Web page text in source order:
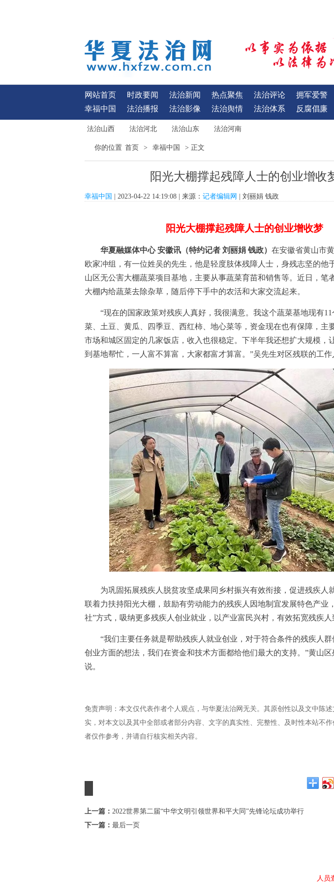
网站首页 时政要闻 法治新闻 热点聚焦 法治评论 拥军爱警
幸福中国
法治播报 法治影像 法治舆情 法治体系 反腐倡廉
法治山西 法治河北 法治山东 法治河南
你的位置 首页 > 幸福中国 > 正文
阳光大棚撑起残障人士的创业增收
幸福中国 | 2023-04-22 14:19:08 | 来源： 记者编辑网 | 刘丽娟 钱政
阳光大棚撑起残障人士的创业增收梦
华夏融媒体中心 安徽讯 （特约记者 刘丽娟 钱政） 在安徽省黄山市
欧家冲组，有一位姓吴的先生，他是轻度肢体残障人士，身残志坚的他
山区无公害大棚蔬菜项目基地，主要从事蔬菜育苗和销售等。近日，笔
大棚内给蔬菜去除杂草，随后停下手中的农活和大家交流起来。
“现在的国家政策对残疾人真好，我很满意。我这个蔬菜基地现有11
菜、土豆、黄瓜、四季豆、西红柿、地心菜等，资金现在也有保障，主
市场和城区固定的几家饭店，收入也很稳定。下半年我还想扩大规模，
到基地帮忙，一人富不算富，大家都富才算富。”吴先生对区残联的工作
为巩固拓展残疾人脱贫攻坚成果同乡村振兴有效衔接，促进残疾人
联着力扶持阳光大棚，鼓励有劳动能力的残疾人因地制宜发展特色产业
社”方式，吸纳更多残疾人创业就业，以产业富民兴村，有效拓宽残疾人
“我们主要任务就是帮助残疾人就业创业，对于符合条件的残疾人群
创业方面的想法，我们在资金和技术方面都给他们最大的支持。”黄山
说。
免责声明：本文仅代表作者个人观点，与华夏法治网无关。其原创性以及文中陈
实，对本文以及其中全部或者部分内容、文字的真实性、完整性、及时性本站不
者仅作参考，并请自行核实相关内容。
上一篇： 2022世界第二届“中华文明引领世界和平大同”先锋论坛成功举行
下一篇： 最后一页
人员